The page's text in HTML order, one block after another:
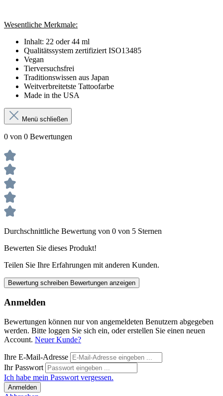
Wesentliche Merkmale:
Inhalt: 22 oder 44 ml
Qualitätssystem zertifiziert ISO13485
Vegan
Tierversuchsfrei
Traditionswissen aus Japan
Weitverbreitetste Tattoofarbe
Made in the USA
Menü schließen
0 von 0 Bewertungen
Durchschnittliche Bewertung von 0 von 5 Sternen
Bewerten Sie dieses Produkt!
Teilen Sie Ihre Erfahrungen mit anderen Kunden.
Bewertung schreiben Bewertungen anzeigen
Anmelden
Bewertungen können nur von angemeldeten Benutzern abgegeben
werden. Bitte loggen Sie sich ein, oder erstellen Sie einen neuen
Account. Neuer Kunde?
Ihre E-Mail-Adresse
Ihr Passwort
Ich habe mein Passwort vergessen.
Anmelden